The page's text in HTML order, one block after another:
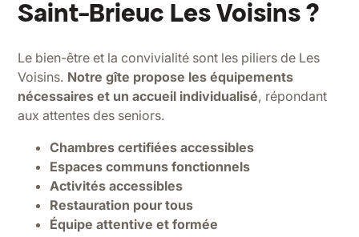
Saint-Brieuc Les Voisins ?
Le bien-être et la convivialité sont les piliers de Les
Voisins. Notre gîte propose les équipements
nécessaires et un accueil individualisé, répondant
aux attentes des seniors.
Chambres certifiées accessibles
Espaces communs fonctionnels
Activités accessibles
Restauration pour tous
Équipe attentive et formée